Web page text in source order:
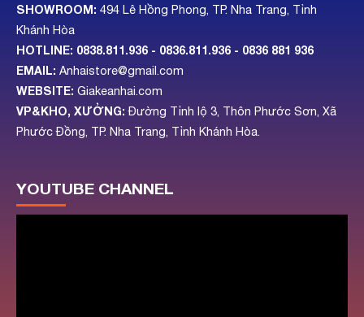
SHOWROOM: 494 Lê Hồng Phong, TP. Nha Trang, Tỉnh
Khánh Hòa
HOTLINE: 0838.811.936 - 0836.811.936 - 0836 881 936
EMAIL: Anhaistore@gmail.com
WEBSITE: Giakeanhai.com
VP&KHO, XƯỞNG: Đường Tỉnh lộ 3, Thôn Phước Sơn, Xã
Phước Đồng, TP. Nha Trang, Tỉnh Khánh Hòa.
YOUTUBE CHANNEL